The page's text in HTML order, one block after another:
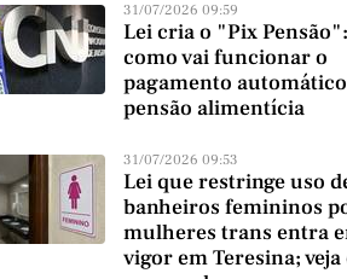
31/07/2026 09:59
Lei cria o "Pix
como vai funcionar o
pagamento
pensão alimentícia
31/07/2026 09:53
Lei que restringe uso
banheiros femininos
mulheres trans entra
vigor em Teresina; veja